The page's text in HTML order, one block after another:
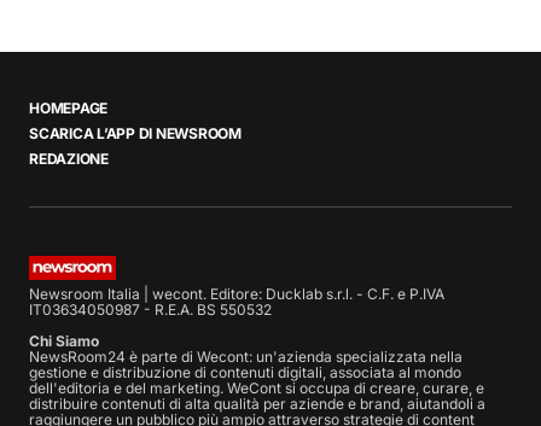
HOMEPAGE
SCARICA L’APP DI NEWSROOM
REDAZIONE
Newsroom Italia | wecont. Editore: Ducklab s.r.l. - C.F. e P.IVA
IT03634050987 - R.E.A. BS 550532
Chi Siamo
NewsRoom24 è parte di Wecont: un'azienda specializzata nella
gestione e distribuzione di contenuti digitali, associata al mondo
dell'editoria e del marketing. WeCont si occupa di creare, curare, e
distribuire contenuti di alta qualità per aziende e brand, aiutandoli a
raggiungere un pubblico più ampio attraverso strategie di content